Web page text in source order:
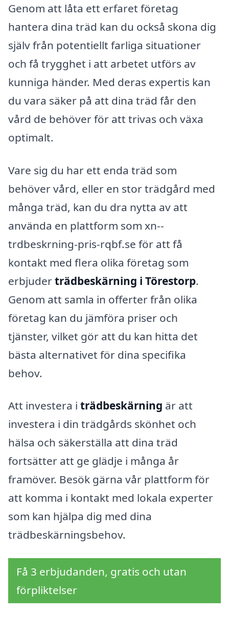
Genom att låta ett erfaret företag
hantera dina träd kan du också skona dig
själv från potentiellt farliga situationer
och få trygghet i att arbetet utförs av
kunniga händer. Med deras expertis kan
du vara säker på att dina träd får den
vård de behöver för att trivas och växa
optimalt.
Vare sig du har ett enda träd som
behöver vård, eller en stor trädgård med
många träd, kan du dra nytta av att
använda en plattform som xn--
trdbeskrning-pris-rqbf.se för att få
kontakt med flera olika företag som
erbjuderträdbeskärning i Törestorp.
Genom att samla in offerter från olika
företag kan du jämföra priser och
tjänster, vilket gör att du kan hitta det
bästa alternativet för dina specifika
behov.
Att investera i trädbeskärning är att
investera i din trädgårds skönhet och
hälsa och säkerställa att dina träd
fortsätter att ge glädje i många år
framöver. Besök gärna vår plattform för
att komma i kontakt med lokala experter
som kan hjälpa dig med dina
trädbeskärningsbehov.
Få 3 erbjudanden, gratis och utan
förpliktelser